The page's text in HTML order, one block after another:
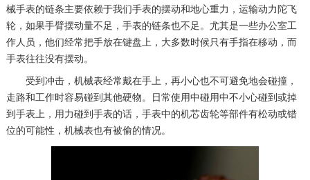
械手表的链条主要依赖于我们手表的摆动和地心重力，运输动力陀飞
轮，如果手臂摆动量不足，手表的链条也不足。尤其是一些办公室工
作人员，他们经常把手放在键盘上，大多数时候只有手指在移动，而
手表往往没有摆动。
受到冲击，机械表经常戴在手上，再小心也不可避免地会碰撞，
走路和工作时容易碰到其他硬物。日常使用中碰用中不小心碰到或掉
到手表上，用力碰到手表的话，手表中的机芯齿轮等部件有松动或错
位的可能性，机械表也有被偷的情况。